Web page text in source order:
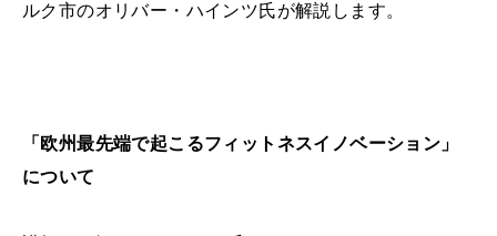
ルク市のオリバー・ハインツ氏が解説します。
「欧州最先端で起こるフィットネスイノベーション」
について